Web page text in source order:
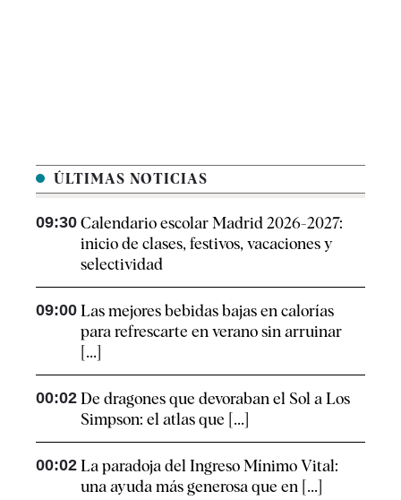
ÚLTIMAS NOTICIAS
09:30 Calendario escolar Madrid 2026-2027:
inicio de clases, festivos, vacaciones y
selectividad
09:00 Las mejores bebidas bajas en calorías
para refrescarte en verano sin arruinar
[...]
00:02 De dragones que devoraban el Sol a Los
Simpson: el atlas que [...]
00:02 La paradoja del Ingreso Mínimo Vital:
una ayuda más generosa que en [...]